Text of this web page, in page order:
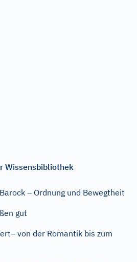
Wissensbibliothek
– Ordnung und Bewegtheit
gut
von der Romantik bis zum